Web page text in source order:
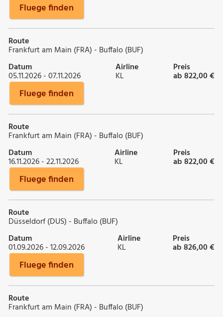
Fluege finden
Route
Frankfurt am Main (FRA) - Buffalo (BUF)
Datum
05.11.2026 - 07.11.2026
Airline
KL
Preis
ab 822,00 €
Fluege finden
Route
Frankfurt am Main (FRA) - Buffalo (BUF)
Datum
16.11.2026 - 22.11.2026
Airline
KL
Preis
ab 822,00 €
Fluege finden
Route
Düsseldorf (DUS) - Buffalo (BUF)
Datum
01.09.2026 - 12.09.2026
Airline
KL
Preis
ab 826,00 €
Fluege finden
Route
Frankfurt am Main (FRA) - Buffalo (BUF)